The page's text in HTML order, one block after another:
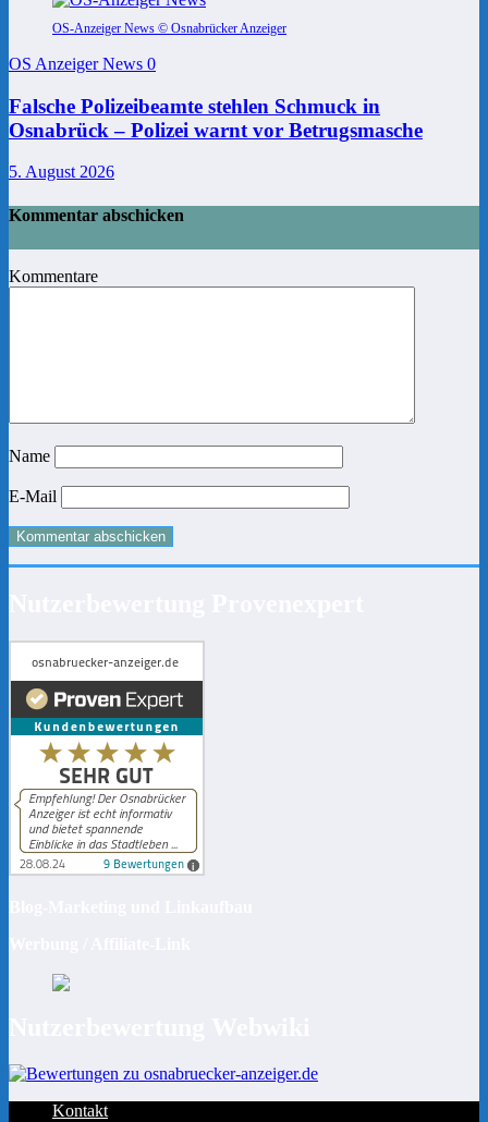
OS-Anzeiger News © Osnabrücker Anzeiger
OS Anzeiger News 0
Falsche Polizeibeamte stehlen Schmuck in
Osnabrück – Polizei warnt vor Betrugsmasche
5. August 2026
Kommentar abschicken
Kommentare
Name
E-Mail
Kontakt